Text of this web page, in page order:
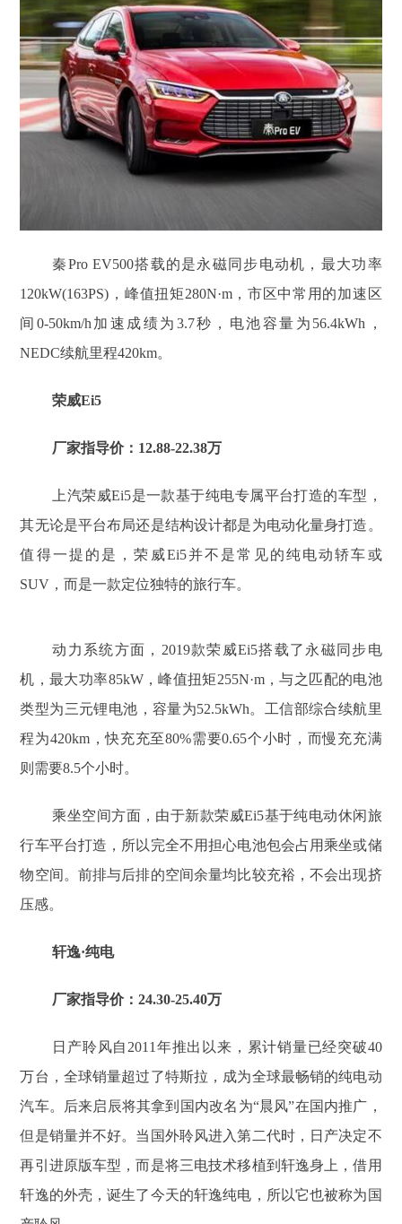
秦Pro EV500搭载的是永磁同步电动机，最大功率
120kW(163PS)，峰值扭矩280N·m，市区中常用的加速区
间0-50km/h加速成绩为3.7秒，电池容量为56.4kWh，
NEDC续航里程420km。
荣威Ei5
厂家指导价：12.88-22.38万
上汽荣威Ei5是一款基于纯电专属平台打造的车型，
其无论是平台布局还是结构设计都是为电动化量身打造。
值得一提的是，荣威Ei5并不是常见的纯电动轿车或
SUV，而是一款定位独特的旅行车。
动力系统方面，2019款荣威Ei5搭载了永磁同步电
机，最大功率85kW，峰值扭矩255N·m，与之匹配的电池
类型为三元锂电池，容量为52.5kWh。工信部综合续航里
程为420km，快充充至80%需要0.65个小时，而慢充充满
则需要8.5个小时。
乘坐空间方面，由于新款荣威Ei5基于纯电动休闲旅
行车平台打造，所以完全不用担心电池包会占用乘坐或储
物空间。前排与后排的空间余量均比较充裕，不会出现挤
压感。
轩逸·纯电
厂家指导价：24.30-25.40万
日产聆风自2011年推出以来，累计销量已经突破40
万台，全球销量超过了特斯拉，成为全球最畅销的纯电动
汽车。后来启辰将其拿到国内改名为“晨风”在国内推广，
但是销量并不好。当国外聆风进入第二代时，日产决定不
再引进原版车型，而是将三电技术移植到轩逸身上，借用
轩逸的外壳，诞生了今天的轩逸纯电，所以它也被称为国